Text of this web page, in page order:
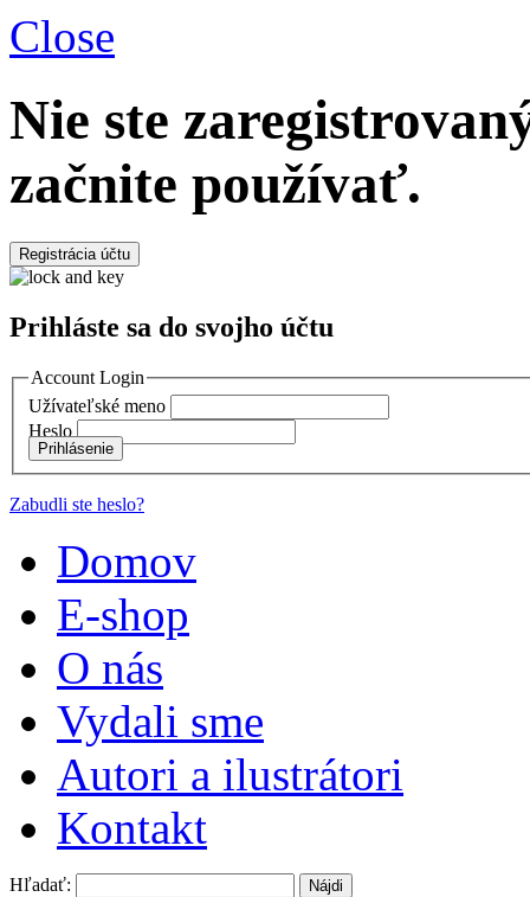
Close
Nie ste
začnite používať.
Registrácia účtu
Prihláste sa do svojho účtu
Account Login
Užívateľské meno
Heslo
Prihlásenie
Zabudli ste heslo?
Domov
E-shop
O nás
Vydali sme
Autori a ilustrátori
Kontakt
Hľadať: